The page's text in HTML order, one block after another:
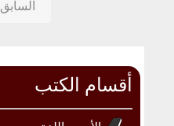
السابق
أقسام الكتب